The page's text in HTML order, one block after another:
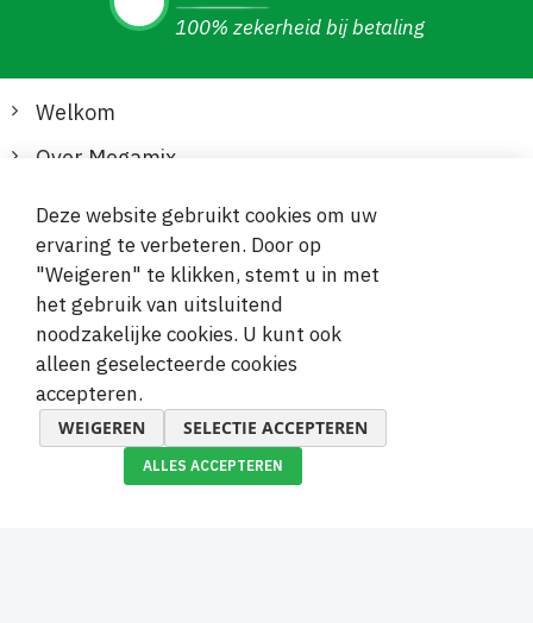
100% zekerheid bij betaling
Welkom
Over Megamix
Informatie
Klantenservice
Veilige en gemakkelijke betalingen
Deze website gebruikt cookies om uw
ervaring te verbeteren. Door op
"Weigeren" te klikken, stemt u in met
het gebruik van uitsluitend
noodzakelijke cookies. U kunt ook
alleen geselecteerde cookies
accepteren.
WEIGEREN SELECTIE ACCEPTEREN
ALLES ACCEPTEREN